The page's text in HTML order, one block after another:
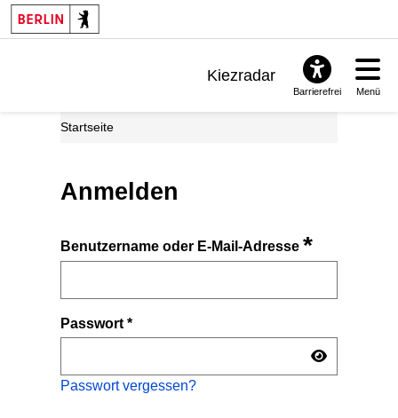
Kiezradar
Barrierefrei Menü
Startseite
Anmelden
Benutzername oder E-Mail-Adresse*
Passwort*
Passwort vergessen?